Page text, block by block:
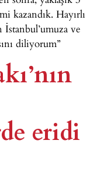
kazandık. Hayırlı
İstanbul’umuza ve
diliyorum”
eridi